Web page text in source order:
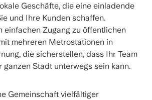
Geschäfte, die eine einladende
und Ihre Kunden schaffen.
einfachen Zugang zu öffentlichen
mehreren Metrostationen in
die sicherstellen, dass Ihr Team
ganzen Stadt unterwegs sein kann.
Gemeinschaft vielfältiger